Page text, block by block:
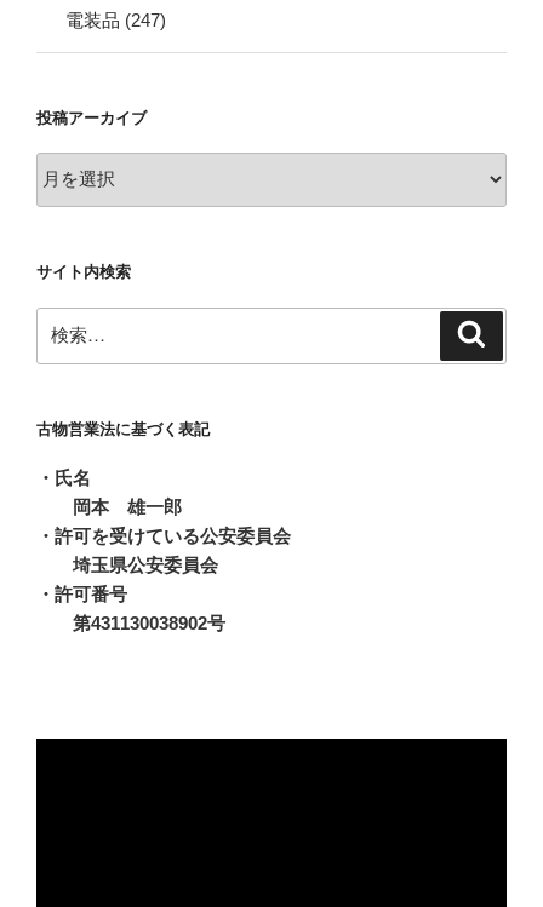
電装品 (247)
投稿アーカイブ
稿
カ
イ
ブ
サイト内検索
索:
古物営業法に基づく表記
・氏名
岡本 雄一郎
・許可を受けている公安委員会
埼玉県公安委員会
・許可番号
第431130038902号